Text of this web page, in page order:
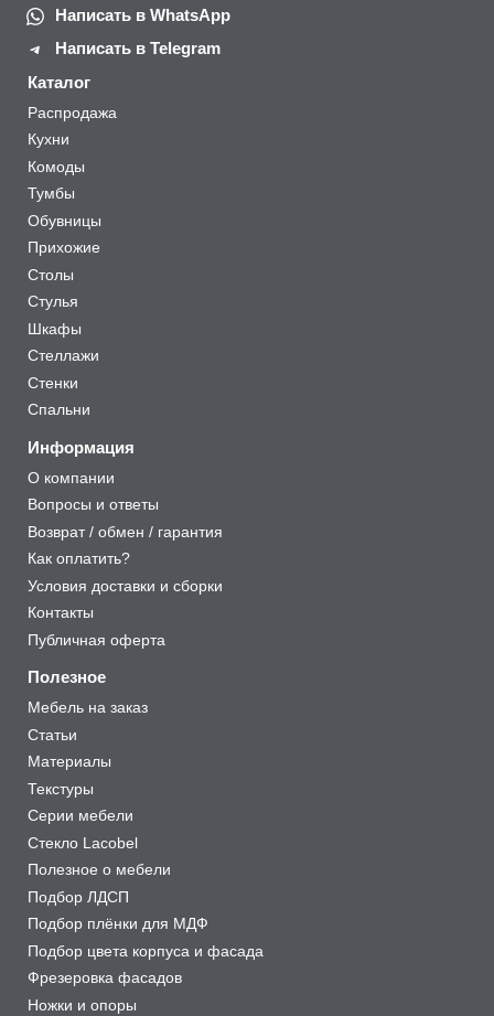
Написать в WhatsApp
Написать в Telegram
Каталог
Распродажа
Кухни
Комоды
Тумбы
Обувницы
Прихожие
Столы
Стулья
Шкафы
Стеллажи
Стенки
Спальни
Информация
О компании
Вопросы и ответы
Возврат / обмен / гарантия
Как оплатить?
Условия доставки и сборки
Контакты
Публичная оферта
Полезное
Мебель на заказ
Статьи
Материалы
Текстуры
Серии мебели
Стекло Lacobel
Полезное о мебели
Подбор ЛДСП
Подбор плёнки для МДФ
Подбор цвета корпуса и фасада
Фрезеровка фасадов
Ножки и опоры